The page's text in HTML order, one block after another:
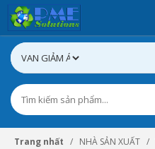
Trang nhất NHÀ SẢN XUẤT